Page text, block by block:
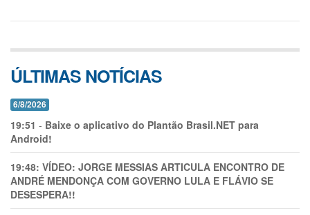
ÚLTIMAS NOTÍCIAS
6/8/2026
19:51 - Baixe o aplicativo do Plantão Brasil.NET para
Android!
19:48: VÍDEO: JORGE MESSIAS ARTICULA ENCONTRO DE
ANDRÉ MENDONÇA COM GOVERNO LULA E FLÁVIO SE
DESESPERA!!